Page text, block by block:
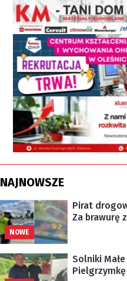
NAJNOWSZE
NOWE
Pirat
Za brawurę
Solniki